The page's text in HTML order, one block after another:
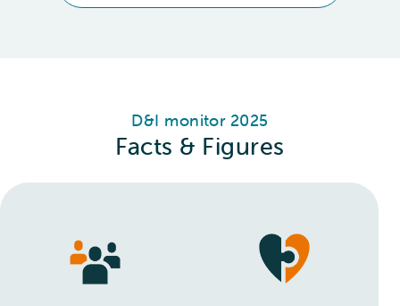
Facts & Figures
D&I monitor 2025